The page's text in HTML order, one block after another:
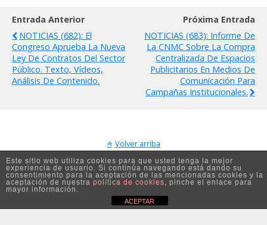
Entrada Anterior
NOTICIAS (682): El
Congreso Aprueba La Nueva
Ley De Contratos Del Sector
Público. Texto, Vídeos,
Análisis De Contenido.
Próxima Entrada
NOTICIAS (683): Informe De
La CNMC Sobre La Compra
Centralizada De Espacios
Publicitarios En Medios De
Comunicación Para
Campañas Institucionales.
Volver arriba
Móvil Escritorio
Este sitio web utiliza cookies para que usted tenga la mejor
experiencia de usuario. Si continúa navegando está dando su
consentimiento para la aceptación de las mencionadas cookies y la
aceptación de nuestra política de cookies, pinche el enlace para
mayor información.
ACEPTAR